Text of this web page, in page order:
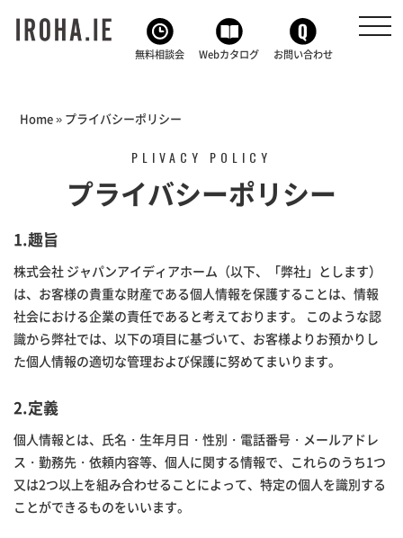
無料相談会 Webカタログ お問い合わせ
Home» プライバシーポリシー
PLIVACY POLICY
プライバシーポリシー
1.趣旨
株式会社 ジャパンアイディアホーム（以下、「弊社」とします）
は、お客様の貴重な財産である個人情報を保護することは、情報
社会における企業の責任であると考えております。 このような認
識から弊社では、以下の項目に基づいて、お客様よりお預かりし
た個人情報の適切な管理および保護に努めてまいります。
2.定義
個人情報とは、氏名・生年月日・性別・電話番号・メールアドレ
ス・勤務先・依頼内容等、個人に関する情報で、これらのうち1つ
又は2つ以上を組み合わせることによって、特定の個人を識別する
ことができるものをいいます。